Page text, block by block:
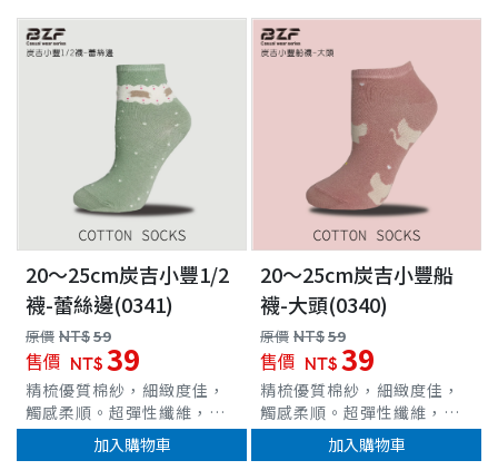
20～25cm炭吉小豐1/2
襪-蕾絲邊(0341)
原價 NT$59
售價 NT$ 39
精梳優質棉紗，細緻度佳，
觸感柔順。超彈性纖維，完
整包覆、伸展力佳。立體腳
跟織法，穩定腳跟位置，不
加入購物車
20～25cm炭吉小豐船
襪-大頭(0340)
原價 NT$59
售價 NT$ 39
精梳優質棉紗，細緻度佳，
觸感柔順。超彈性纖維，完
整包覆、伸展力佳。立體腳
跟織法，穩定腳跟位置，不
加入購物車